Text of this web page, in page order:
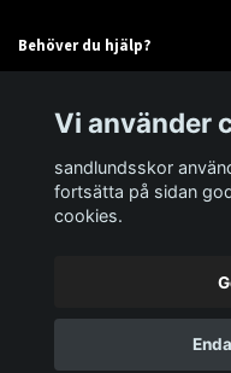
Behöver du hjälp?
Läs mer
Sociala medier
© 2026
Vi använder
sandlundsskor
fortsätta på sidan
cookies.